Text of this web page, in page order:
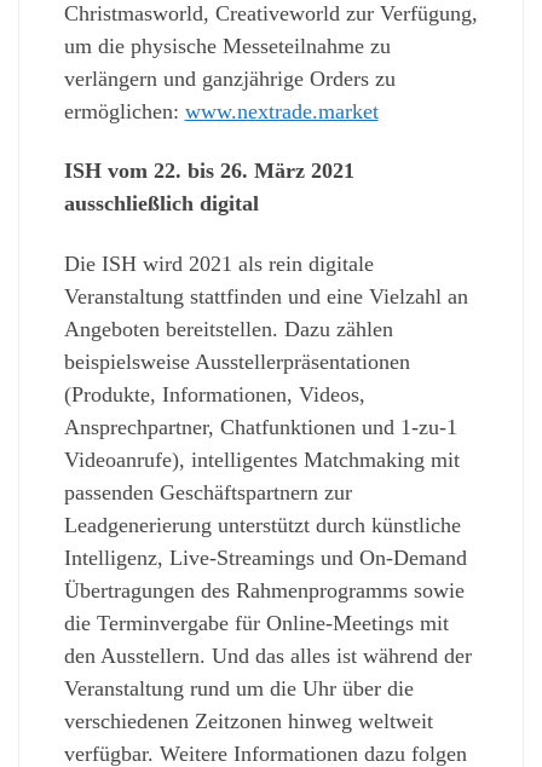
Christmasworld, Creativeworld zur Verfügung,
um die physische Messeteilnahme zu
verlängern und ganzjährige Orders zu
ermöglichen: www.nextrade.market
ISH vom 22. bis 26. März 2021
ausschließlich digital
Die ISH wird 2021 als rein digitale
Veranstaltung stattfinden und eine Vielzahl an
Angeboten bereitstellen. Dazu zählen
beispielsweise Ausstellerpräsentationen
(Produkte, Informationen, Videos,
Ansprechpartner, Chatfunktionen und 1-zu-1
Videoanrufe), intelligentes Matchmaking mit
passenden Geschäftspartnern zur
Leadgenerierung unterstützt durch künstliche
Intelligenz, Live-Streamings und On-Demand
Übertragungen des Rahmenprogramms sowie
die Terminvergabe für Online-Meetings mit
den Ausstellern. Und das alles ist während der
Veranstaltung rund um die Uhr über die
verschiedenen Zeitzonen hinweg weltweit
verfügbar. Weitere Informationen dazu folgen